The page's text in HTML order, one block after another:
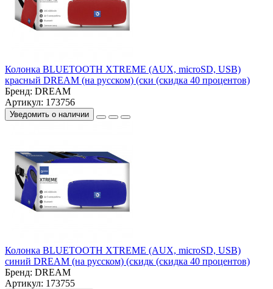
Колонка BLUETOOTH XTREME (AUX, microSD, USB)
красный DREAM (на русском) (ски (скидка 40 процентов)
Бренд: DREAM
Артикул: 173756
Уведомить о наличии
Колонка BLUETOOTH XTREME (AUX, microSD, USB)
синий DREAM (на русском) (скидк (скидка 40 процентов)
Бренд: DREAM
Артикул: 173755